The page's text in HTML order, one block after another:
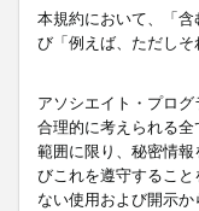
本規約において、「
び「例えば、ただしそ
アソシエイト・プロ
合理的に考えられる
範囲に限り、秘密情
びこれを遵守するこ
ない使用および開示